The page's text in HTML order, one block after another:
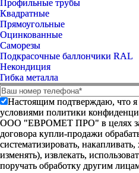
Профильные трубы
Квадратные
Прямоугольные
Оцинкованные
Саморезы
Подкрасочные баллончики RAL
Некондиция
Гибка металла
Настоящим подтверждаю, что я
условиями политики
ООО "ЕВРОМЕТ ПРО" в целях
договора купли-продажи
систематизировать,
изменять), извлекать,
поручать обработку другим